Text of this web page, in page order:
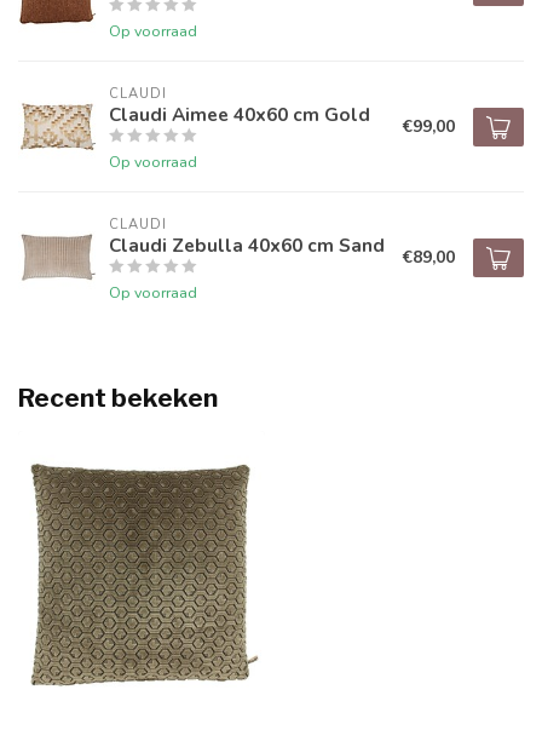
Op voorraad
CLAUDI
Claudi Aimee 40x60 cm Gold
Op voorraad
€99,00
CLAUDI
Claudi Zebulla 40x60 cm Sand
Op voorraad
€89,00
Recent bekeken